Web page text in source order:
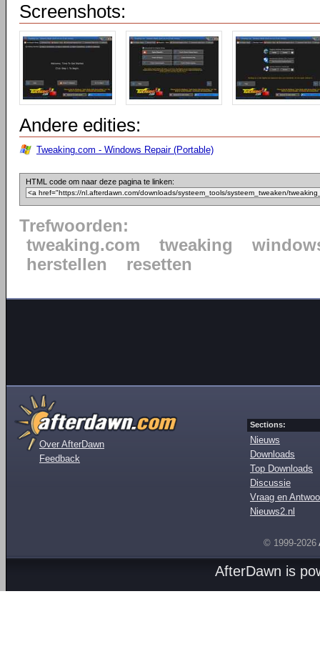
Screenshots:
Andere edities:
Tweaking.com - Windows Repair (Portable)
HTML code om naar deze pagina te linken:
Trefwoorden:
tweaking.com
tweaking
herstellen
resetten
Over AfterDawn
Feedback
Sections:
Nieuws
Downloads
Top Downloads
Discussie
Vraag en
Nieuws2.nl
© 1999-2026
AfterDawn is